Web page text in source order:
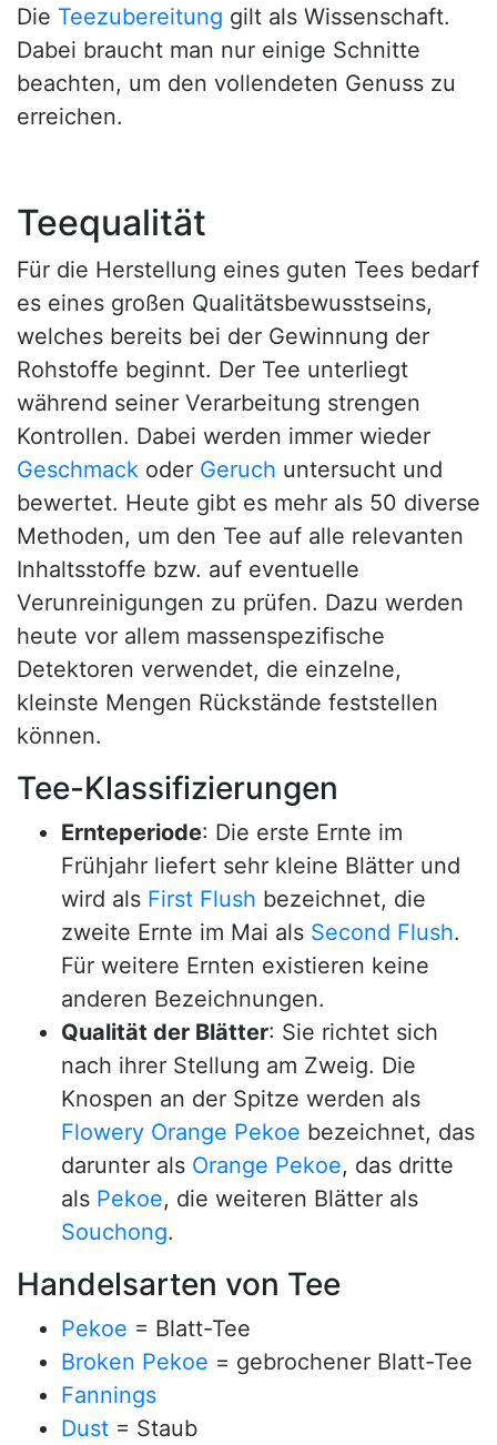
Die Teezubereitung gilt als Wissenschaft.
Dabei braucht man nur einige Schnitte
beachten, um den vollendeten Genuss zu
erreichen.
Teequalität
Für die Herstellung eines guten Tees bedarf
es eines großen Qualitätsbewusstseins,
welches bereits bei der Gewinnung der
Rohstoffe beginnt. Der Tee unterliegt
während seiner Verarbeitung strengen
Kontrollen. Dabei werden immer wieder
Geschmack oder Geruch untersucht und
bewertet. Heute gibt es mehr als 50 diverse
Methoden, um den Tee auf alle relevanten
Inhaltsstoffe bzw. auf eventuelle
Verunreinigungen zu prüfen. Dazu werden
heute vor allem massenspezifische
Detektoren verwendet, die einzelne,
kleinste Mengen Rückstände feststellen
können.
Tee-Klassifizierungen
Ernteperiode: Die erste Ernte im
Frühjahr liefert sehr kleine Blätter und
wird als First Flush bezeichnet, die
zweite Ernte im Mai als Second Flush.
Für weitere Ernten existieren keine
anderen Bezeichnungen.
Qualität der Blätter: Sie richtet sich
nach ihrer Stellung am Zweig. Die
Knospen an der Spitze werden als
Flowery Orange Pekoe bezeichnet, das
darunter als Orange Pekoe, das dritte
als Pekoe, die weiteren Blätter als
Souchong.
Handelsarten von Tee
Pekoe = Blatt-Tee
Broken Pekoe = gebrochener Blatt-Tee
Fannings
Dust = Staub